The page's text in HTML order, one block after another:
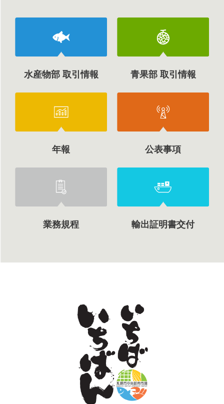
水産物部 取引情報 青果部 取引情報
年報 公表事項
業務規程 輸出証明書交付